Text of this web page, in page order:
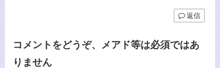
返信
コメントをどうぞ、メアド等は必須ではあ
りません